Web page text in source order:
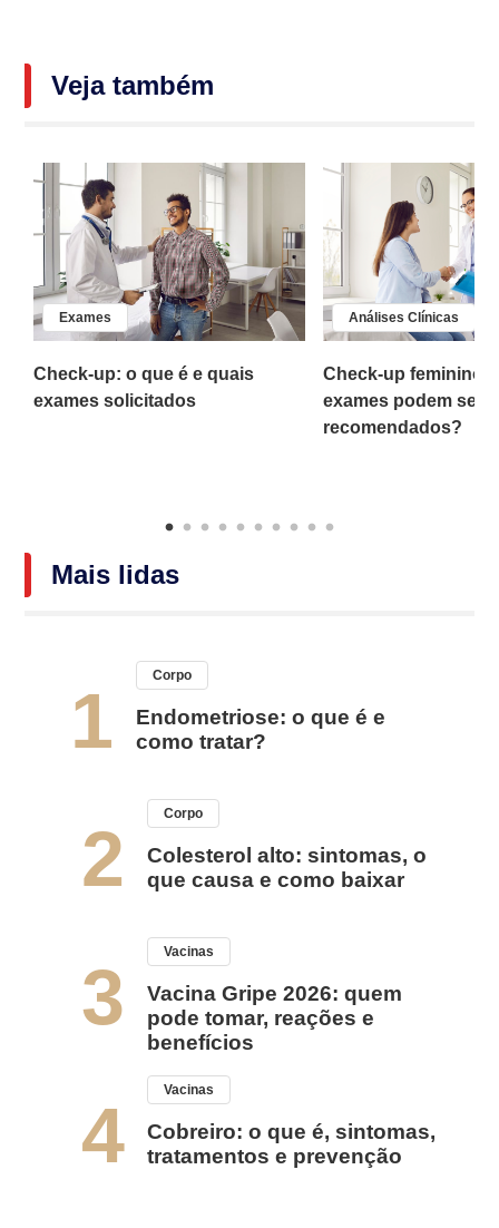
Veja também
Exames
Check-up: o que é e quais
exames solicitados
Análises Clínicas
Check-up feminino:
exames podem ser
recomendados?
Mais lidas
1
Corpo
Endometriose: o que é e
como tratar?
2
Corpo
Colesterol alto: sintomas, o
que causa e como baixar
3
Vacinas
Vacina Gripe 2026: quem
pode tomar, reações e
benefícios
4
Vacinas
Cobreiro: o que é, sintomas,
tratamentos e prevenção